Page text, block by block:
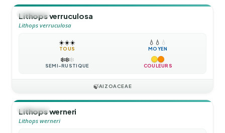
🪴VIVACE
Lithops verruculosa
Lithops verruculosa
☀️☀️☀️
TOUS
💧 💧 💧
MOYEN
❄️❄️❄️
SEMI-RUSTIQUE COULEURS
🍃AIZOACEAE
🪴VIVACE
Lithops werneri
Lithops werneri